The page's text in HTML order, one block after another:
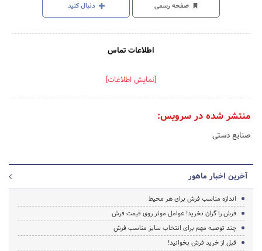
صفحه رسمی دنبال کنید
اطلاعات تماس
[نمایش اطلاعات]
منتشر شده در سرویس:
صنایع دستی
آخرین اخبار ماهور
اندازه مناسب فرش برای هر محیط
فرش را گران نخرید! عوامل موثر روی قیمت فرش
چند توصیه مهم برای انتخاب سایز مناسب فرش
قبل از خرید فرش بخوانید!